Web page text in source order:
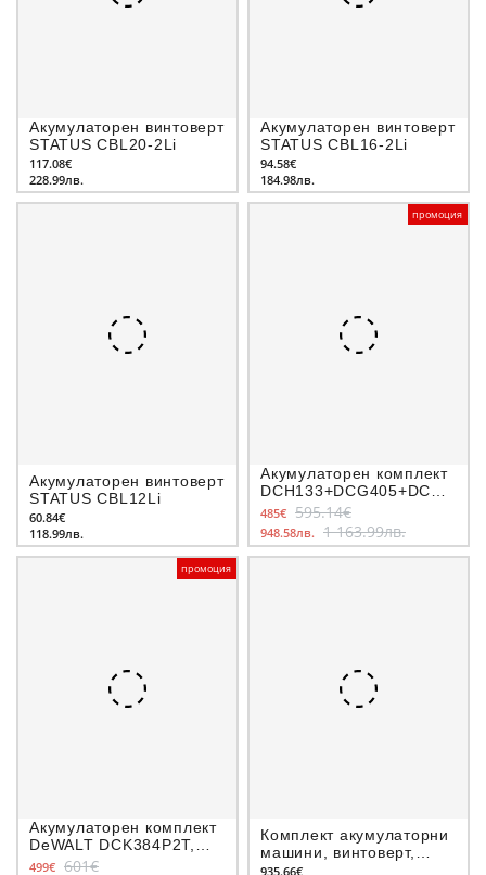
Акумулаторен винтоверт
STATUS CBL20-2Li
117.08€
228.99лв.
Акумулаторен винтоверт
STATUS CBL16-2Li
94.58€
184.98лв.
Акумулаторен винтоверт
STATUS CBL12Li
60.84€
118.99лв.
промоция
Акумулаторен комплект
DCH133+DCG405+DCF620
DeWALT DCK308DM
485€ 595.14€
948.58лв. 1 163.99лв.
промоция
Акумулаторен комплект
DeWALT DCK384P2T,
DCF887N+DCG405N+DCD796N
499€ 601€
Комплект акумулаторни
машини, винтоверт,
импакт, ръчен циркуляр,
935.66€